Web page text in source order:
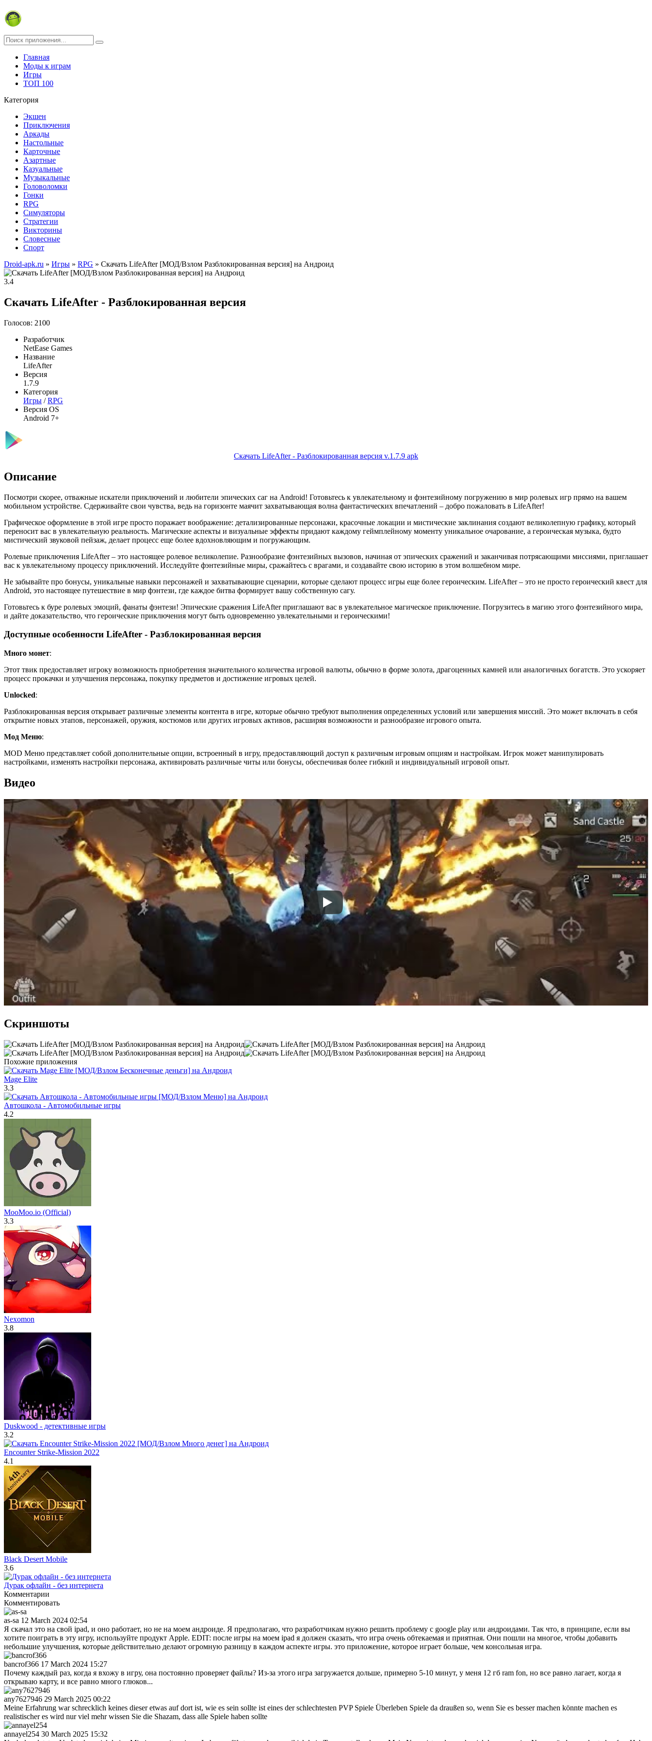
Главная
Моды к играм
Игры
ТОП 100
Категория
Экшен
Приключения
Аркады
Настольные
Карточные
Азартные
Казуальные
Музыкальные
Головоломки
Гонки
RPG
Симуляторы
Стратегии
Викторины
Словесные
Спорт
Droid-apk.ru » Игры » RPG » Скачать LifeAfter [МОД/Взлом Разблокированная версия] на Андроид
3.4
Скачать LifeAfter - Разблокированная версия
Голосов: 2100
Разработчик
NetEase Games
Название
LifeAfter
Версия
1.7.9
Категория
Игры /RPG
Версия OS
Android 7+
Скачать LifeAfter - Разблокированная версия v.1.7.9 apk
Описание
Посмотри скорее, отважные искатели приключений и любители эпических саг на Android! Готовьтесь к увлекательному и фэнтезийному погружению в мир ролевых игр прямо на вашем
мобильном устройстве. Сдерживайте свои чувства, ведь на горизонте маячит захватывающая волна фантастических впечатлений – добро пожаловать в LifeAfter!
Графическое оформление в этой игре просто поражает воображение: детализированные персонажи, красочные локации и мистические заклинания создают великолепную графику, который
переносит вас в увлекательную реальность. Магические аспекты и визуальные эффекты придают каждому геймплейному моменту уникальное очарование, а героическая музыка, будто
мистический звуковой пейзаж, делает процесс еще более вдохновляющим и погружающим.
Ролевые приключения LifeAfter – это настоящее ролевое великолепие. Разнообразие фэнтезийных вызовов, начиная от эпических сражений и заканчивая потрясающими миссиями, приглашает
вас к увлекательному процессу приключений. Исследуйте фэнтезийные миры, сражайтесь с врагами, и создавайте свою историю в этом волшебном мире.
Не забывайте про бонусы, уникальные навыки персонажей и захватывающие сценарии, которые сделают процесс игры еще более героическим. LifeAfter – это не просто героический квест для
Android, это настоящее путешествие в мир фэнтези, где каждое битва формирует вашу собственную сагу.
Готовьтесь к буре ролевых эмоций, фанаты фэнтези! Эпические сражения LifeAfter приглашают вас в увлекательное магическое приключение. Погрузитесь в магию этого фэнтезийного мира,
и дайте доказательство, что героические приключения могут быть одновременно увлекательными и героическими!
Доступные особенности LifeAfter - Разблокированная версия
Много монет:
Этот твик предоставляет игроку возможность приобретения значительного количества игровой валюты, обычно в форме золота, драгоценных камней или аналогичных богатств. Это ускоряет
процесс прокачки и улучшения персонажа, покупку предметов и достижение игровых целей.
Unlocked:
Разблокированная версия открывает различные элементы контента в игре, которые обычно требуют выполнения определенных условий или завершения миссий. Это может включать в себя
открытие новых этапов, персонажей, оружия, костюмов или других игровых активов, расширяя возможности и разнообразие игрового опыта.
Мод Меню:
MOD Меню представляет собой дополнительные опции, встроенный в игру, предоставляющий доступ к различным игровым опциям и настройкам. Игрок может манипулировать
настройками, изменять настройки персонажа, активировать различные читы или бонусы, обеспечивая более гибкий и индивидуальный игровой опыт.
Видео
Скриншоты
Похожие приложения
Mage Elite
3.3
Автошкола - Автомобильные игры
4.2
MooMoo.io (Official)
3.3
Nexomon
3.8
Duskwood - детективные игры
3.2
Encounter Strike-Mission 2022
4.1
Black Desert Mobile
3.6
Дурак офлайн - без интернета
Комментарии
Комментировать
as-sa 12 March 2024 02:54
Я скачал это на свой ipad, и оно работает, но не на моем андроиде. Я предполагаю, что разработчикам нужно решить проблему с google play или андроидами. Так что, в принципе, если вы
хотите поиграть в эту игру, используйте продукт Apple. EDIT: после игры на моем ipad я должен сказать, что игра очень обтекаемая и приятная. Они пошли на многое, чтобы добавить
небольшие улучшения, которые действительно делают огромную разницу в каждом аспекте игры. это приложение, которое играет больше, чем консольная игра.
bancrof366 17 March 2024 15:27
Почему каждый раз, когда я вхожу в игру, она постоянно проверяет файлы? Из-за этого игра загружается дольше, примерно 5-10 минут, у меня 12 гб ram fon, но все равно лагает, когда я
открываю карту, и все равно много глюков...
any7627946 29 March 2025 00:22
Meine Erfahrung war schrecklich keines dieser etwas auf dort ist, wie es sein sollte ist eines der schlechtesten PVP Spiele Überleben Spiele da draußen so, wenn Sie es besser machen könnte machen es
realistischer es wird nur viel mehr wissen Sie die Shazam, dass alle Spiele haben sollte
annayel254 30 March 2025 15:32